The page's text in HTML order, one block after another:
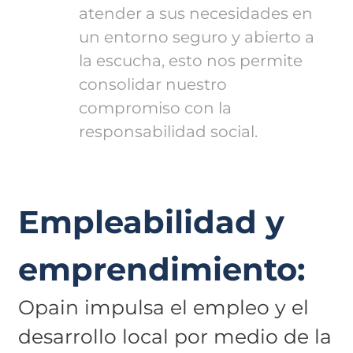
atender a sus necesidades en
un entorno seguro y abierto a
la escucha, esto nos permite
consolidar nuestro
compromiso con la
responsabilidad social.
Empleabilidad y
emprendimiento:
Opain impulsa el empleo y el
desarrollo local por medio de la